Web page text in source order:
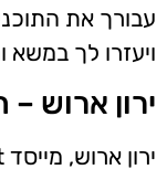
עבורך את
ויעזרו לך במשא
ירון ארוש